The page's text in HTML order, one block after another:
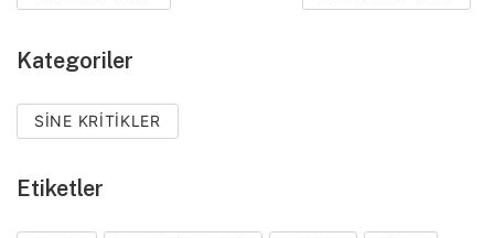
Kategoriler
SINE KRITIKLER
Etiketler